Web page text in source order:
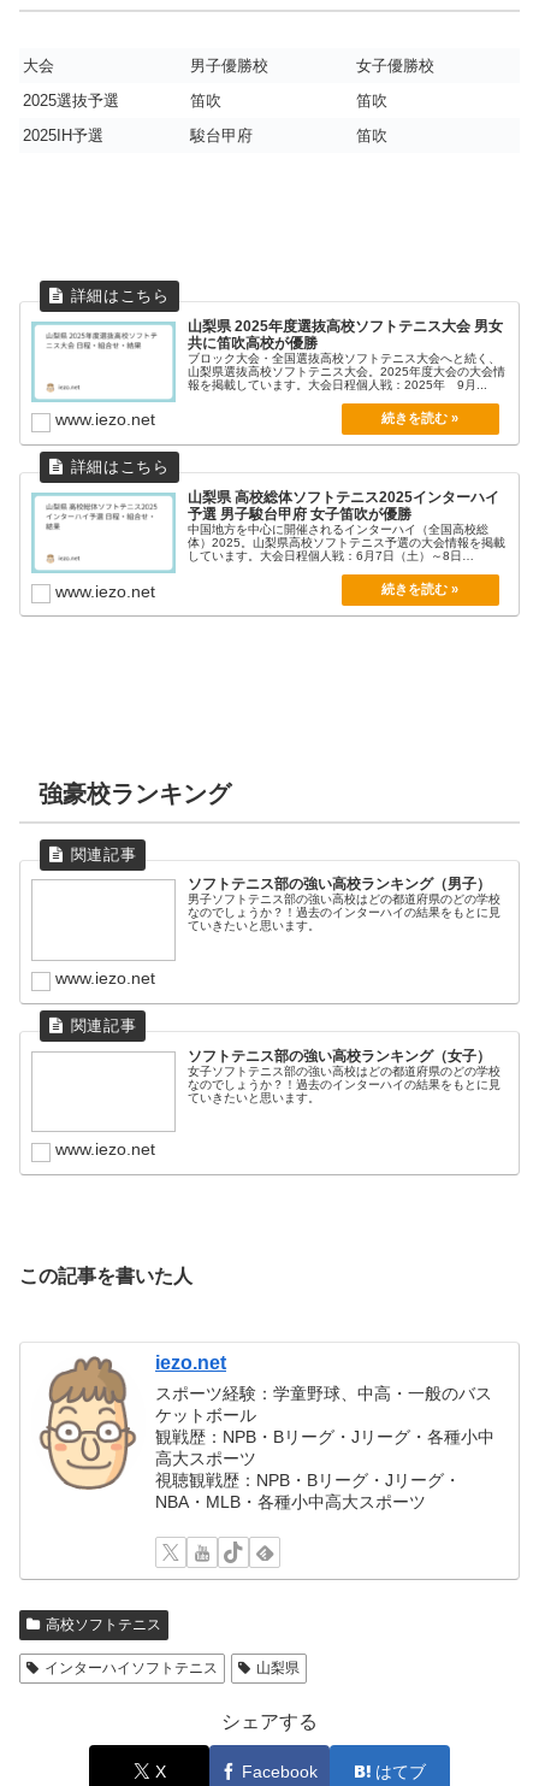
大会 男子優勝校
女子優勝校
2025選抜予選
笛吹
笛吹
2025IH予選
駿台甲府 笛吹
山梨県 2025年度選抜高校ソフトテニス大会 男女
共に笛吹高校が優勝
ブロック大会・全国選抜高校ソフトテニス大会へと続く、
山梨県選抜高校ソフトテニス大会。2025年度大会の大会情
報を掲載しています。大会日程個人戦：2025年 9月...
www.iezo.net
山梨県 高校総体ソフトテニス2025インターハイ
予選 男子駿台甲府 女子笛吹が優勝
中国地方を中心に開催されるインターハイ（全国高校総
体）2025。山梨県高校ソフトテニス予選の大会情報を掲載
しています。大会日程個人戦：6月7日（土）～8日
www.iezo.net
強豪校ランキング
ソフトテニス部の強い高校ランキング（男子）
男子ソフトテニス部の強い高校はどの都道府県のどの学校
なのでしょうか？！過去のインターハイの結果をもとに見
ていきたいと思います。
www.iezo.net
ソフトテニス部の強い高校ランキング（女子）
女子ソフトテニス部の強い高校はどの都道府県のどの学校
なのでしょうか？！過去のインターハイの結果をもとに見
ていきたいと思います。
www.iezo.net
この記事を書いた人
iezo.net
スポーツ経験：学童野球、中高・一般のバス
ケットボール
観戦歴：NPB・Bリーグ・Jリーグ・各種小中
高大スポーツ
視聴観戦歴：NPB・Bリーグ・Jリーグ・
NBA・MLB・各種小中高大スポーツ
高校ソフトテニス
インターハイソフトテニス 山梨県
シェアする
X Facebook はてブ